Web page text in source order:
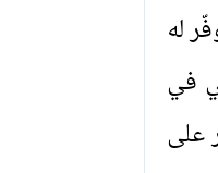
له
في
على